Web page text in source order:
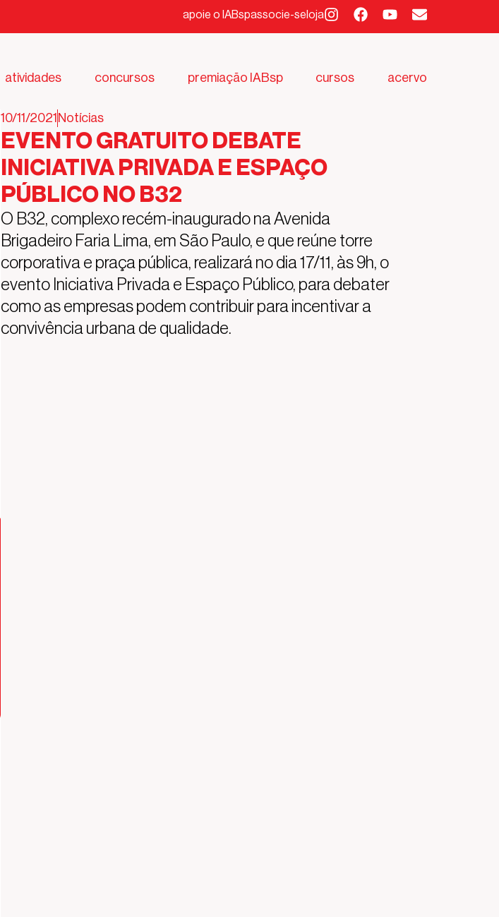
apoie o IABspassocie-seloja
atividades concursos premiação IABsp cursos acervo
10/11/2021Notícias
EVENTO GRATUITO DEBATE
INICIATIVA PRIVADA E ESPAÇO
PÚBLICO NO B32
O B32, complexo recém-inaugurado na Avenida
Brigadeiro Faria Lima, em São Paulo, e que reúne torre
corporativa e praça pública, realizará no dia 17/11, às 9h, o
evento Iniciativa Privada e Espaço Público, para debater
como as empresas podem contribuir para incentivar a
convivência urbana de qualidade.